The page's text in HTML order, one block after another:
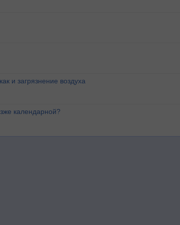
и загрязнение воздуха
календарной?